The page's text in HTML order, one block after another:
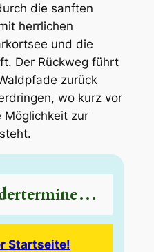
die sanften
herrlichen
und die
Der Rückweg führt
zurück
wo kurz vor
Möglichkeit zur
Startseite!